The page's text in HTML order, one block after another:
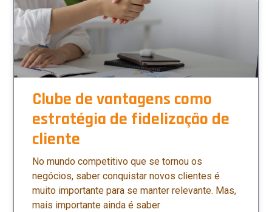
Clube de vantagens como
estratégia de fidelização de
cliente
No mundo competitivo que se tornou os
negócios, saber conquistar novos clientes é
muito importante para se manter relevante. Mas,
mais importante ainda é saber